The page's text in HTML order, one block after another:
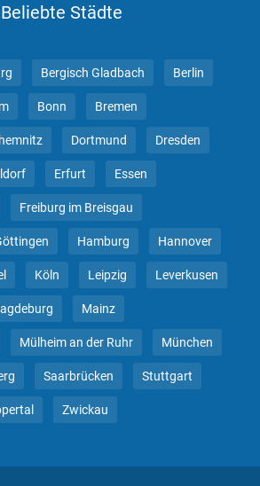
Beliebte Städte
Bergisch Gladbach Berlin
Bonn Bremen
Dortmund Dresden
Erfurt Essen
Freiburg im Breisgau
Hamburg Hannover
Köln Leipzig Leverkusen
Mainz
Mülheim an der Ruhr München
Saarbrücken Stuttgart
Zwickau